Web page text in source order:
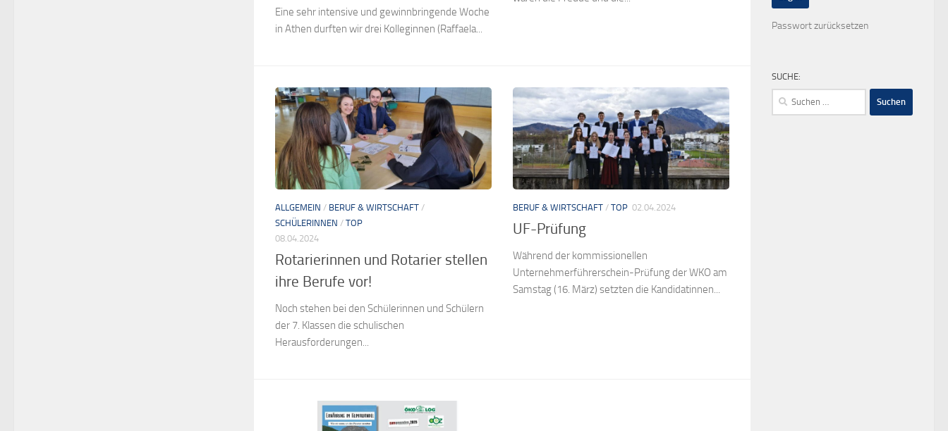
Eine sehr intensive und gewinnbringende Woche
in Athen durften wir drei Kolleginnen (Raffaela...
ALLGEMEIN / BERUF & WIRTSCHAFT /
SCHÜLERINNEN / TOP
08.04.2024
Rotarierinnen und Rotarier stellen
ihre Berufe vor!
Noch stehen bei den Schülerinnen und Schülern
der 7. Klassen die schulischen
Herausforderungen...
BERUF & WIRTSCHAFT / TOP 02.04.2024
UF-Prüfung
Während der kommissionellen
Unternehmerführerschein-Prüfung der WKO am
Samstag (16. März) setzten die Kandidatinnen...
Passwort zurücksetzen
SUCHE:
Suchen